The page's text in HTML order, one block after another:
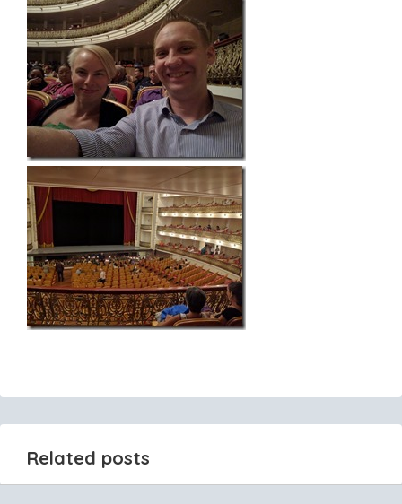
Related posts